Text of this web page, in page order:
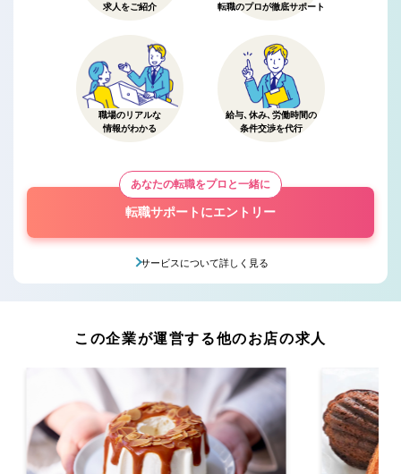
求人をご紹介
転職のプロが徹底サポート
職場のリアルな
情報がわかる
給与、休み、労働時間の
条件交渉を代行
あなたの転職をプロと一緒に
転職サポートにエントリー
サービスについて詳しく見る
この企業が運営する他のお店の求人